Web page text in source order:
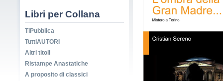
Libri per Collana
TiPubblica
TuttiAUTORI
Altri titoli
Ristampe Anastatiche
A proposito di classici